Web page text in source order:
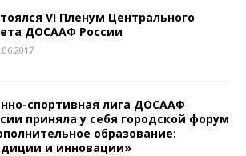
VI Пленум Центрального
ДОСААФ России
спортивная лига ДОСААФ
приняла у себя городской форум
образование:
и инновации»